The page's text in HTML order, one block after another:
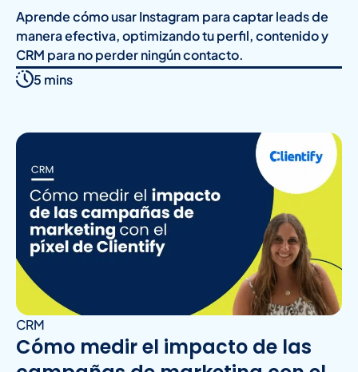
Aprende cómo usar Instagram para captar leads de
manera efectiva, optimizando tu perfil, contenido y
CRM para no perder ningún contacto.
5 mins
CRM
Cómo medir el impacto de las